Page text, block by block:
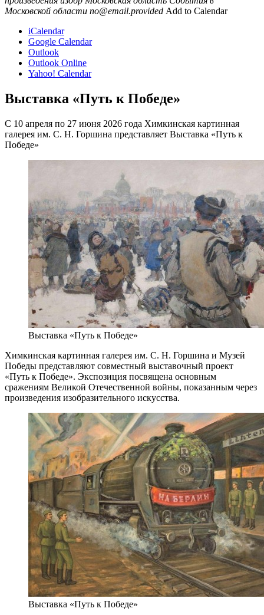
Московской области no@email.provided Add to Calendar
iCalendar
Google Calendar
Outlook
Outlook Online
Yahoo! Calendar
Выставка «Путь к Победе»
С 10 апреля по 27 июня 2026 года Химкинская картинная
галерея им. С. Н. Горшина представляет Выставка «Путь к
Победе»
Выставка «Путь к Победе»
Химкинская картинная галерея им. С. Н. Горшина и Музей
Победы представляют совместный выставочный проект
«Путь к Победе». Экспозиция посвящена основным
сражениям Великой Отечественной войны, показанным через
произведения изобразительного искусства.
Выставка «Путь к Победе»